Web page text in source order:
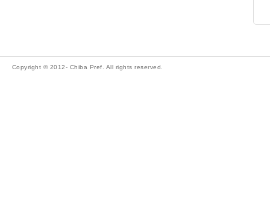
Copyright © 2012- Chiba Pref. All rights reserved.